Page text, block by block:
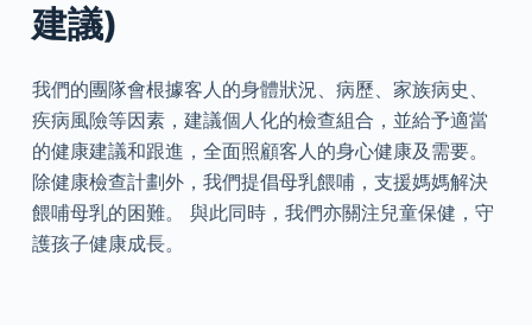
建議)
我們的團隊會根據客人的身體狀況、病歷、家族病史、
疾病風險等因素，建議個人化的檢查組合，並給予適當
的健康建議和跟進，全面照顧客人的身心健康及需要。
除健康檢查計劃外，我們提倡母乳餵哺，支援媽媽解決
餵哺母乳的困難。 與此同時，我們亦關注兒童保健，守
護孩子健康成長。